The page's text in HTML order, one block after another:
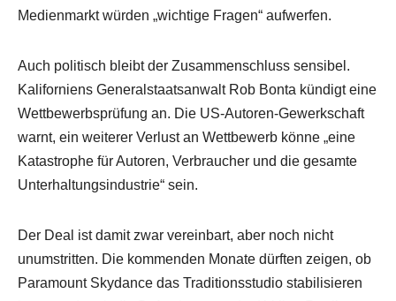
Medienmarkt würden „wichtige Fragen“ aufwerfen.
Auch politisch bleibt der Zusammenschluss sensibel.
Kaliforniens Generalstaatsanwalt Rob Bonta kündigt eine
Wettbewerbsprüfung an. Die US-Autoren-Gewerkschaft
warnt, ein weiterer Verlust an Wettbewerb könne „eine
Katastrophe für Autoren, Verbraucher und die gesamte
Unterhaltungsindustrie“ sein.
Der Deal ist damit zwar vereinbart, aber noch nicht
unumstritten. Die kommenden Monate dürften zeigen, ob
Paramount Skydance das Traditionsstudio stabilisieren